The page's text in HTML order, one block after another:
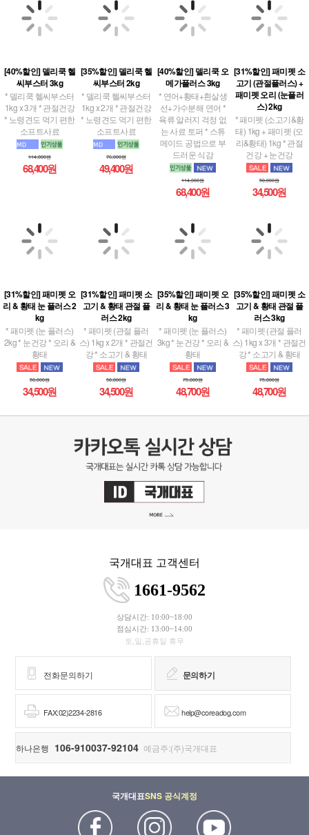
[40%할인] 델리쿡 헬
씨부스터 3kg
* 델리쿡 헬씨부스터
1kg x 3개 * 관절건강
* 노령견도 먹기 편한
소프트사료
114,000원
68,400원
[35%할인] 델리쿡 헬
씨부스터 2kg
* 델리쿡 헬씨부스터
1kg x 2개 * 관절건강
* 노령견도 먹기 편한
소프트사료
76,000원
49,400원
[40%할인] 델리쿡 오
메가플러스 3kg
* 연어+황태+흰살생
선+가수분해 연어 *
육류 알러지 걱정 없
는 사료 토퍼 * 스튜
메이드 공법으로 부
드러운 식감
114,000원
68,400원
[31%할인] 패미펫 소
고기 (관절플러스) +
패미펫 오리 (눈플러
스) 2kg
* 패미펫 (소고기&황
태) 1kg + 패미펫 (오
리&황태) 1kg * 관절
건강 + 눈건강
50,000원
34,500원
[31%할인] 패미펫 오
리 & 황태 눈 플러스 2
kg
* 패미펫 (눈 플러스)
2kg * 눈건강 * 오리 &
황태
50,000원
34,500원
[31%할인] 패미펫 소
고기 & 황태 관절 플
러스 2kg
* 패미펫 (관절 플러
스) 1kg x 2개 * 관절건
강 * 소고기 & 황태
50,000원
34,500원
[35%할인] 패미펫 오
리 & 황태 눈 플러스 3
kg
* 패미펫 (눈 플러스)
3kg * 눈건강 * 오리 &
황태
75,000원
48,700원
[35%할인] 패미펫 소
고기 & 황태 관절 플
러스 3kg
* 패미펫 (관절 플러
스) 1kg x 3개 * 관절건
강 * 소고기 & 황태
75,000원
48,700원
국개대표 고객센터
1661-9562
상담시간: 10:00~18:00
점심시간: 13:00~14:00
토,일,공휴일 휴무
전화문의하기 문의하기
FAX:02)2234-2816 help@coreadog.com
하나은행 106-910037-92104 예금주:(주)국개대표
국개대표SNS 공식계정